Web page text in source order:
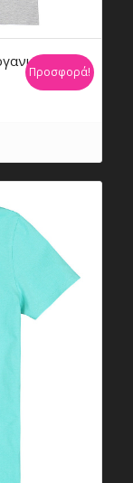
Προσφορά!